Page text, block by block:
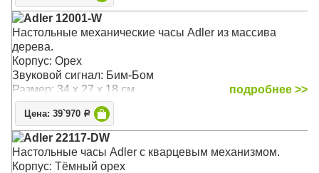
Adler 12001-W
Настольные механические часы Adler из массива
дерева.
Корпус: Орех
Звуковой сигнал: Бим-Бом
Размер: 34 х 27 х 18 см
подробнее >>
Цена: 39`970 Р
Adler 22117-DW
Настольные часы Adler c кварцевым механизмом.
Корпус: Тёмный орех